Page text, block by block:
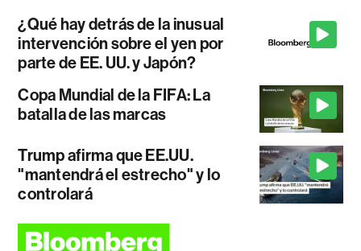
¿Qué hay detrás de la inusual
intervención sobre el yen por
parte de EE. UU. y Japón?
Copa Mundial de la FIFA: La
batalla de las marcas
Trump afirma que EE.UU.
"mantendrá el estrecho" y lo
controlará